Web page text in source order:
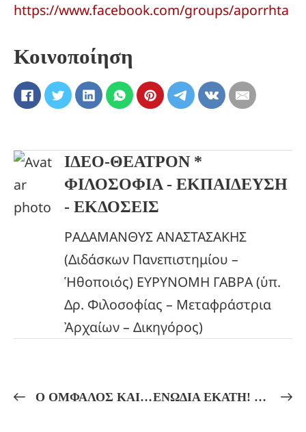
https://www.facebook.com/groups/aporrhta
Κοινοποίηση
ΙΔΕΟ-ΘΕΑΤΡΟΝ *
ΦΙΛΟΣΟΦΙΑ - ΕΚΠΑΙΔΕΥΣΗ
- ΕΚΔΟΣΕΙΣ
ΡΑΔΑΜΑΝΘΥΣ ΑΝΑΣΤΑΣΑΚΗΣ
(Διδάσκων Πανεπιστημίου –
Ἡθοποιός) ΕΥΡΥΝΟΜΗ ΓΑΒΡΑ (ὑπ.
Δρ. Φιλοσοφίας – Μεταφράστρια
Ἀρχαίων – Δικηγόρος)
Ο ΟΜΦΑΛΟΣ ΚΑΙ Η ΜΥΣΤΙΚΗ ΓΕΩΔΑΙΣΙΑ! ΤΑ ΜΥΣΤΗΡΙΑ ΤΩΝ ΔΕΛΦΩΝ! ΕΝΩΔΙΑ ΕΚΑΤΗ! Εὐλογεῖτε τὴν θεᾶ! Βιοψυχική ἑρμηνεία καί Διαλογιστική Τελετή! ΧΑΛΔΑΪΚΑ ΛΟΓΙΑ – ΘΕΟΥΡΓΙΑ ΚΑΙ ΝΕΟΠΛΑΤΩΝΙΚΗ ΦΙΛΟΣΟΦΙΑ!